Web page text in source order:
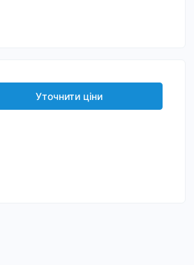
Уточнити ціни